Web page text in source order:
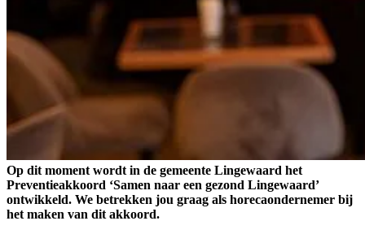
Op dit moment wordt in de gemeente Lingewaard het
Preventieakkoord ‘Samen naar een gezond Lingewaard’
ontwikkeld. We betrekken jou graag als horecaondernemer bij
het maken van dit akkoord.